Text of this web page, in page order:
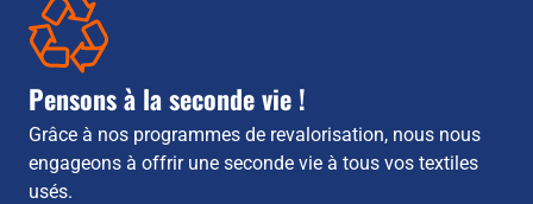
Pensons à la seconde vie !
Grâce à nos programmes de revalorisation, nous nous
engageons à offrir une seconde vie à tous vos textiles
usés.